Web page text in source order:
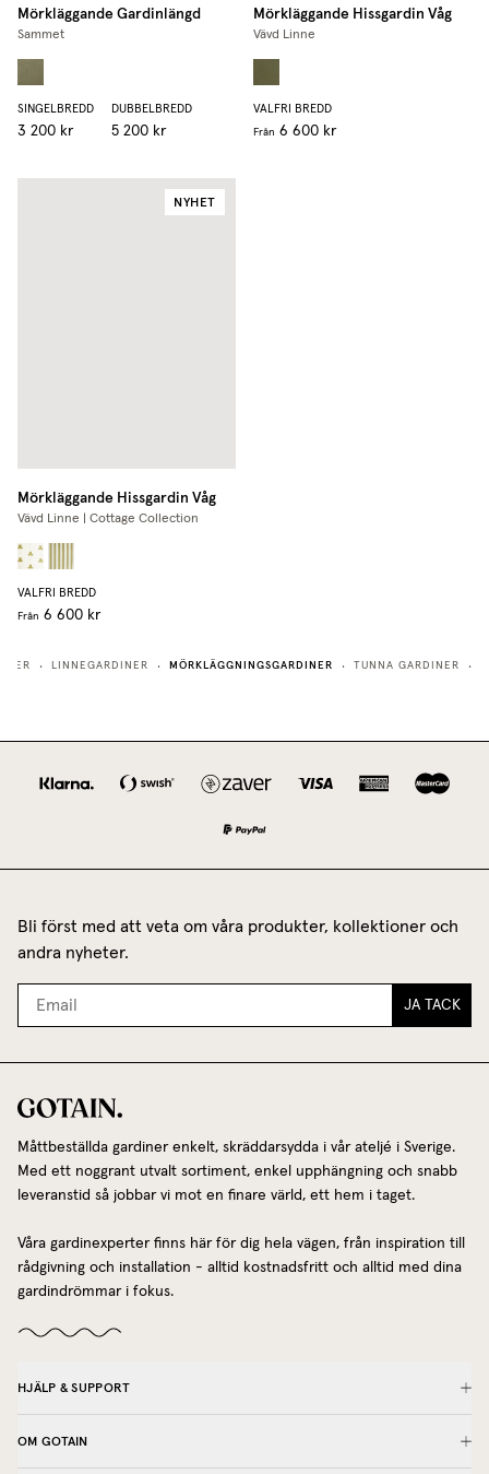
Mörkläggande Gardinlängd
Sammet
SINGELBREDD
3 200 kr
DUBBELBREDD
5 200 kr
Mörkläggande Hissgardin Våg
Vävd Linne
VALFRI BREDD
Från 6 600 kr
NYHET
Mörkläggande Hissgardin Våg
Vävd Linne | Cottage Collection
VALFRI BREDD
Från 6 600 kr
• LINNEGARDINER • MÖRKLÄGGNINGSGARDINER • TUNNA GARDINER •
Bli först med att veta om våra produkter, kollektioner och
andra nyheter.
JA TACK
Måttbeställda gardiner enkelt, skräddarsydda i vår ateljé i Sverige.
Med ett noggrant utvalt sortiment, enkel upphängning och snabb
leveranstid så jobbar vi mot en finare värld, ett hem i taget.
Våra gardinexperter finns här för dig hela vägen, från inspiration till
rådgivning och installation - alltid kostnadsfritt och alltid med dina
gardindrömmar i fokus.
HJÄLP & SUPPORT
OM GOTAIN